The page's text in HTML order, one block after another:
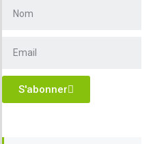
S'abonner